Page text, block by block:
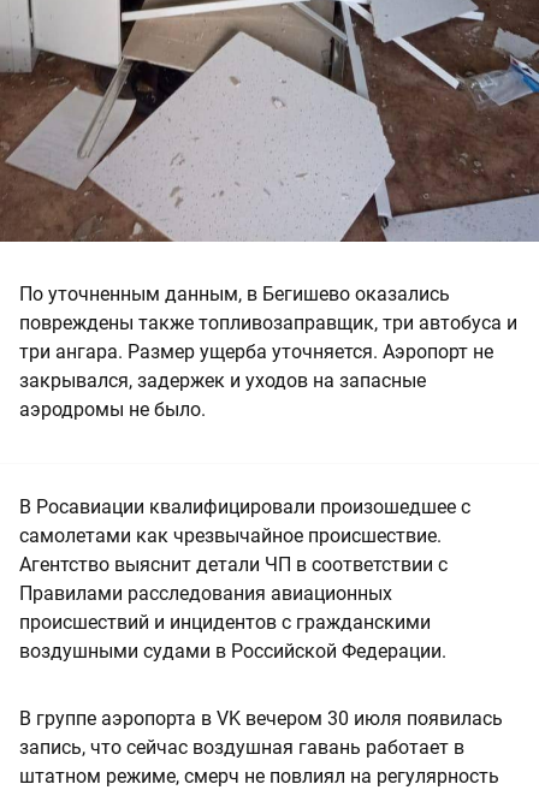
По уточненным данным, в Бегишево оказались
повреждены также топливозаправщик, три автобуса и
три ангара. Размер ущерба уточняется. Аэропорт не
закрывался, задержек и уходов на запасные
аэродромы не было.
В Росавиации квалифицировали произошедшее с
самолетами как чрезвычайное происшествие.
Агентство выяснит детали ЧП в соответствии с
Правилами расследования авиационных
происшествий и инцидентов с гражданскими
воздушными судами в Российской Федерации.
В группе аэропорта в VK вечером 30 июля появилась
запись, что сейчас воздушная гавань работает в
штатном режиме, смерч не повлиял на регулярность